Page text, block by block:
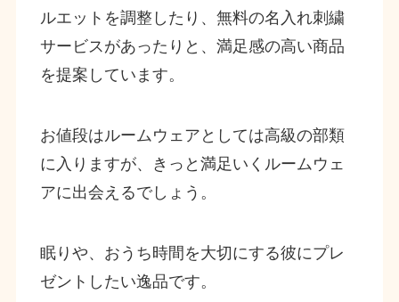
ルエットを調整したり、無料の名入れ刺繍
サービスがあったりと、満足感の高い商品
を提案しています。
お値段はルームウェアとしては高級の部類
に入りますが、きっと満足いくルームウェ
アに出会えるでしょう。
眠りや、おうち時間を大切にする彼にプレ
ゼントしたい逸品です。